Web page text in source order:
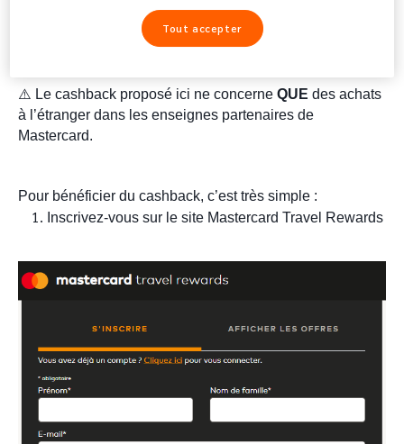
d’un achat, une partie du montant débité vous sera
automatiquement restitué, directement sur votre compte
⚠️ Le cashback proposé ici ne concerne QUE des achats
à l’étranger dans les enseignes partenaires de
Mastercard.
Pour bénéficier du cashback, c’est très simple :
Inscrivez-vous sur le site Mastercard Travel Rewards
Tout accepter